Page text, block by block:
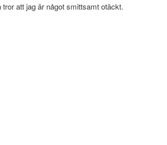
att jag är något smittsamt otäckt.